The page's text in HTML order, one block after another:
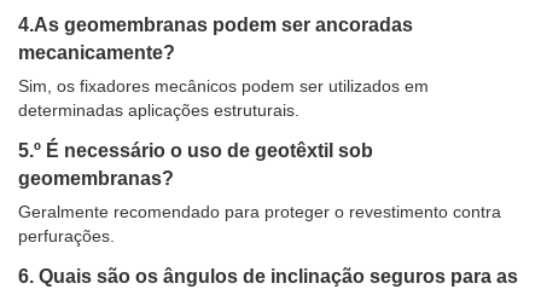
4.As geomembranas podem ser ancoradas
mecanicamente?
Sim, os fixadores mecânicos podem ser utilizados em
determinadas aplicações estruturais.
5.º É necessário o uso de geotêxtil sob
geomembranas?
Geralmente recomendado para proteger o revestimento contra
perfurações.
6. Quais são os ângulos de inclinação seguros para as